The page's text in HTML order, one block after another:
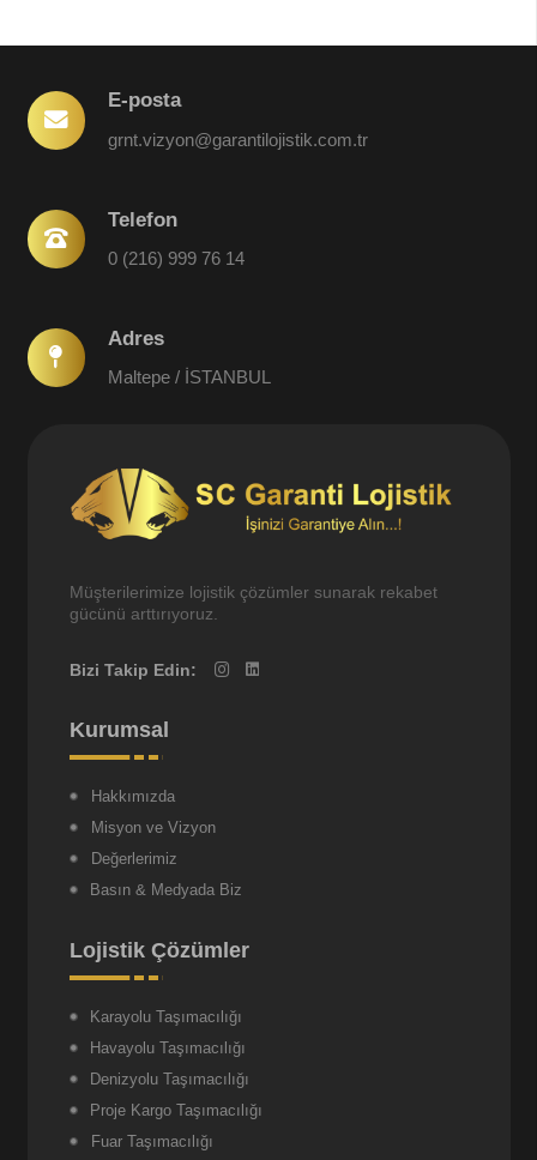
E-posta
grnt.vizyon@garantilojistik.com.tr
Telefon
0 (216) 999 76 14
Adres
Maltepe / İSTANBUL
Müşterilerimize lojistik çözümler sunarak rekabet
gücünü arttırıyoruz.
Bizi Takip Edin:
Kurumsal
Hakkımızda
Misyon ve Vizyon
Değerlerimiz
Basın & Medyada Biz
Lojistik Çözümler
Karayolu Taşımacılığı
Havayolu Taşımacılığı
Denizyolu Taşımacılığı
Proje Kargo Taşımacılığı
Fuar Taşımacılığı